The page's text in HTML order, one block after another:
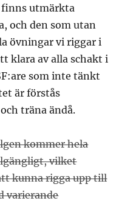
finns utmärkta
och den som utan
övningar vi riggar i
klara av alla schakt i
som inte tänkt
är förstås
träna ändå.
kommer hela
vilket
kunna rigga upp till
varierande